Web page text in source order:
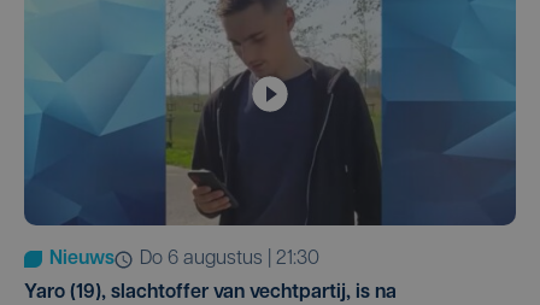
Nieuws
do 6 augustus | 21:30
Yaro (19), slachtoffer van vechtpartij, is na